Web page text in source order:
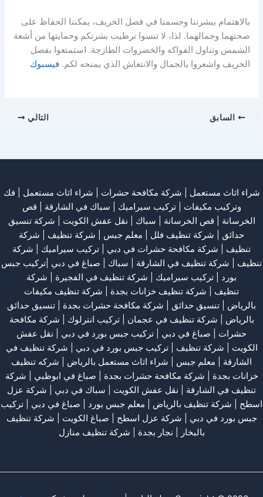
بالاهتمام ببشرتنا وجسمنا في فصل الخريف، يمكننا الحفاظ على
صحتهما وجمالهما. لذا، لا تنسوا ترطيب بشرتكم وحمايتها من أشعة
الشمس وتناول الفواكه والخضروات الطازجة. استمتعوا بفصل
الخريف واشعروا بالجمال والانتعاش الذي يمنحه لكم. فيسبوك
السابق التالي
شراء اثاث مستعمل شركة مكافحة حشرات شراء اثاث مستعمل
فك
وتركيب مكيفات | تركيب سيراميك | سباك في الشارقة
قص
الخرسانة | قص الخرسانة | سباك نقل عفش الكويت
شركة تنسيق
حدائق
شركة تنظيف فلل معلم جبس شركة تنظيف
شركة
تنظيف
شركة مكافحة حشرات في دبي تركيب سيراميك
شركة
تنظيف
شركة تنظيف في الشارقة | سباك | صباغ في دبي |تركيب جبس
بورد | تركيب سيراميك شركة تنظيف في الفجيرة
شركة
تنظيف
شركة تنظيف خزانات بجدة
شركة تنظيف مكيفات
بالرياض
تنسيق حدائق شركة مكافحة حشرات بجدة
تنسيق حدائق
بالرياض
شركة تنظيف في عجمان | تركيب انترلوك | شركة مكافحة
حشرات
صباغ في دبي تركيب جبس بورد في دبي
نقل عفش
الكويت
شركة تنظيف |تركيب جبس بورد في دبي
شركة تنظيف في
الشارقة
معلم جبس شراء اثاث مستعمل بالرياض
شركه تنظيف
خزانات بجدة
شركة مكافحة حشرات بجدة صباغ في ابوظبي
شركة
تنظيف في الشارقة
نقل عفش الكويت | سباك في دبي | شركة عزل
اسطح
شركة تنظيف بالرياض معلم جبس بورد صباغ في دبي
تركيب
جبس بورد في دبي
شركة عزل اسطح صباغ الكويت
شركة تنظيف
بالبخار
نجار بجدة شركة تنظيف منازل